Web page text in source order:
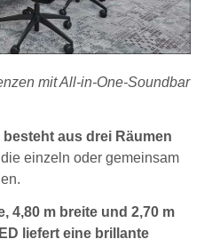
mit All-in-One-Soundbar
aus drei Räumen
die einzeln oder gemeinsam
4,80 m breite und 2,70 m
liefert eine brillante